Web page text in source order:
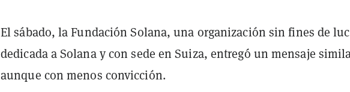
El sábado, la Fundación Solana, una organización sin fines de
dedicada a Solana y con sede en Suiza, entregó un mensaje
aunque con menos convicción.